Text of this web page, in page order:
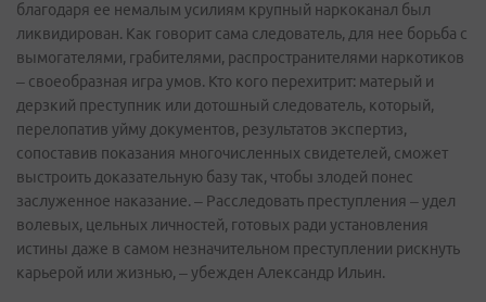
благодаря ее немалым усилиям крупный наркоканал был
ликвидирован. Как говорит сама следователь, для нее борьба с
вымогателями, грабителями, распространителями наркотиков
– своеобразная игра умов. Кто кого перехитрит: матерый и
дерзкий преступник или дотошный следователь, который,
перелопатив уйму документов, результатов экспертиз,
сопоставив показания многочисленных свидетелей, сможет
выстроить доказательную базу так, чтобы злодей понес
заслуженное наказание. – Расследовать преступления – удел
волевых, цельных личностей, готовых ради установления
истины даже в самом незначительном преступлении рискнуть
карьерой или жизнью, – убежден Александр Ильин.